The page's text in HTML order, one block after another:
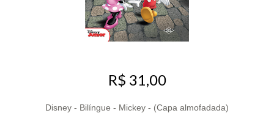
R$ 31,00
Disney - Bilíngue - Mickey - (Capa almofadada)